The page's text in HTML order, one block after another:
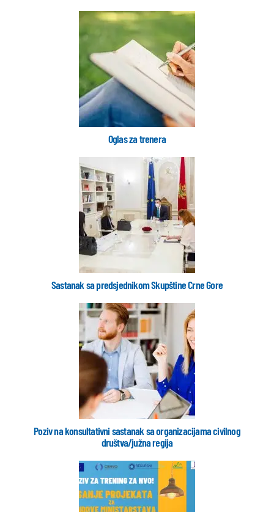
Oglas za trenera
Sastanak sa predsjednikom Skupštine Crne Gore
Poziv na konsultativni sastanak sa organizacijama civilnog
društva/južna regija